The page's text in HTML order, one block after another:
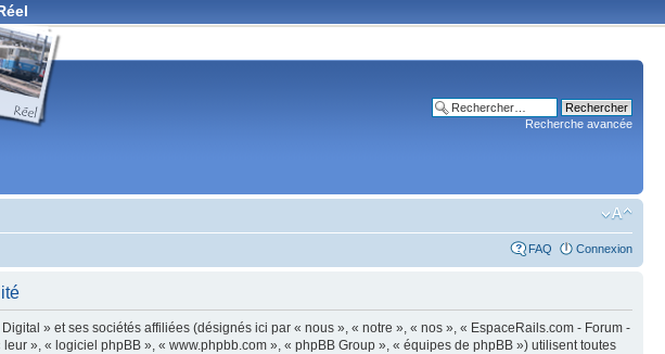
Recherche avancée
FAQ Connexion
» et ses sociétés affiliées (désignés ici par « nous », « notre », « nos », « EspaceRails.com - Forum -
», « logiciel phpBB », « www.phpbb.com », « phpBB Group », « équipes de phpBB ») utilisent toutes